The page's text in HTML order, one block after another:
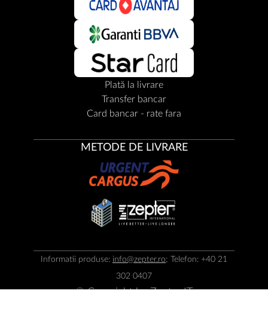
Plată la livrare
Transfer bancar
Card bancar - rate fara
METODE DE LIVRARE
Informatii produse: info@zepter.ro; Telefon: +40 21
302 0407
© Copyright byZepter IT